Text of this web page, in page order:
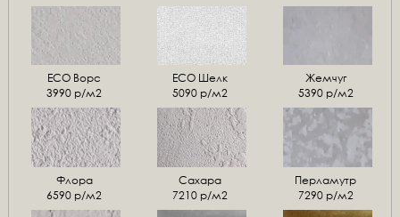
ЕСО Ворс
3990 р/м2
ЕСО Шелк
5090 р/м2
Жемчуг
5390 р/м2
Флора
6590 р/м2
Сахара
7210 р/м2
Перламутр
7290 р/м2